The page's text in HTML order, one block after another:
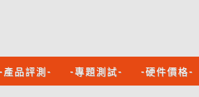
-產品評測- -專題測試- -硬件價格-